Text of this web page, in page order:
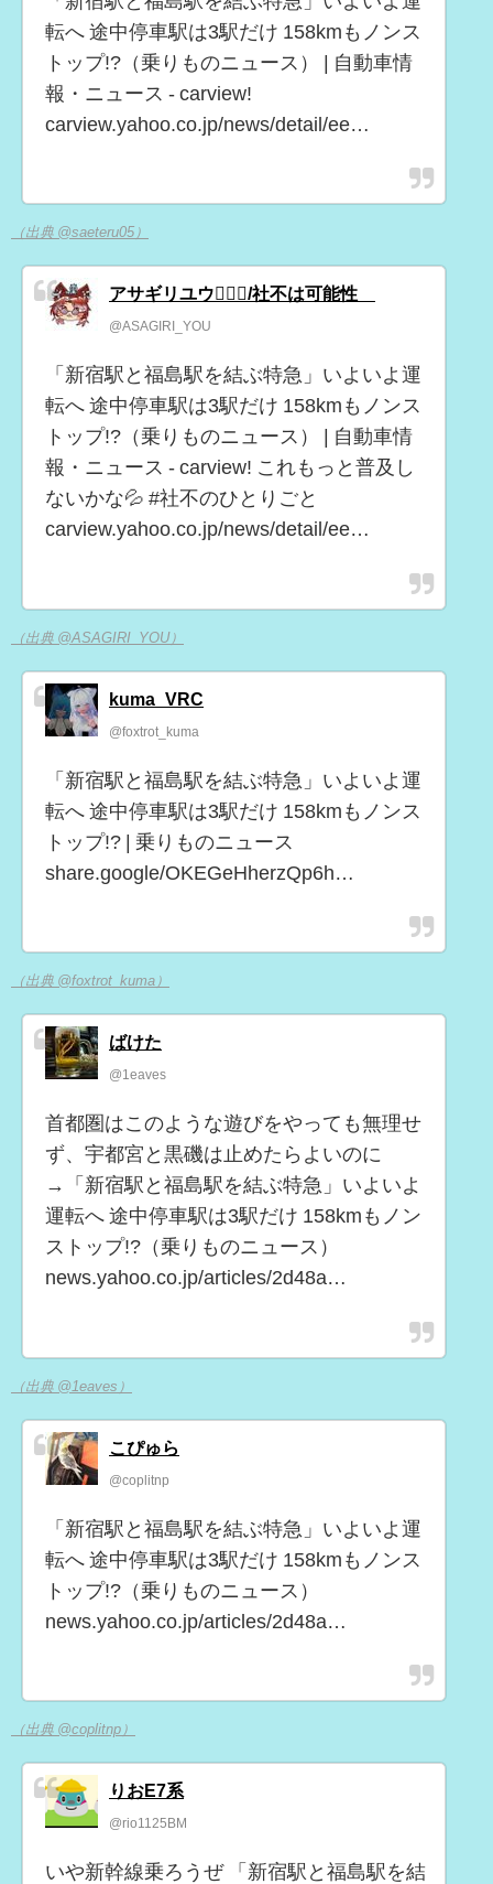
転へ 途中停車駅は3駅だけ 158kmもノンス
トップ!?（乗りものニュース） | 自動車情
報・ニュース - carview!
carview.yahoo.co.jp/news/detail/ee…
（出典 @saeteru05）
アサギリユウ😵‍💫🐺/社不は可能性∞
@ASAGIRI_YOU
「新宿駅と福島駅を結ぶ特急」いよいよ運
転へ 途中停車駅は3駅だけ 158kmもノンス
トップ!?（乗りものニュース） | 自動車情
報・ニュース - carview! これもっと普及し
ないかな💦 #社不のひとりごと
carview.yahoo.co.jp/news/detail/ee…
（出典 @ASAGIRI_YOU）
kuma_VRC
@foxtrot_kuma
「新宿駅と福島駅を結ぶ特急」いよいよ運
転へ 途中停車駅は3駅だけ 158kmもノンス
トップ!? | 乗りものニュース
share.google/OKEGeHherzQp6h…
（出典 @foxtrot_kuma）
ばけた
@1eaves
首都圏はこのような遊びをやっても無理せ
ず、宇都宮と黒磯は止めたらよいのに
→「新宿駅と福島駅を結ぶ特急」いよいよ
運転へ 途中停車駅は3駅だけ 158kmもノン
ストップ!?（乗りものニュース）
news.yahoo.co.jp/articles/2d48a…
（出典 @1eaves）
こぴゅら
@coplitnp
「新宿駅と福島駅を結ぶ特急」いよいよ運
転へ 途中停車駅は3駅だけ 158kmもノンス
トップ!?（乗りものニュース）
news.yahoo.co.jp/articles/2d48a…
（出典 @coplitnp）
りおE7系
@rio1125BM
いや新幹線乗ろうぜ 「新宿駅と福島駅を結